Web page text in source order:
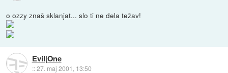
o ozzy znaš sklanjat... slo ti ne dela težav!
Evil|One
::27. maj 2001, 13:50